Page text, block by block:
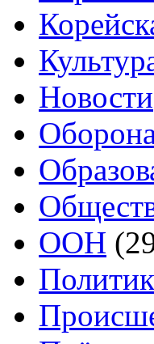
Новости
ООН